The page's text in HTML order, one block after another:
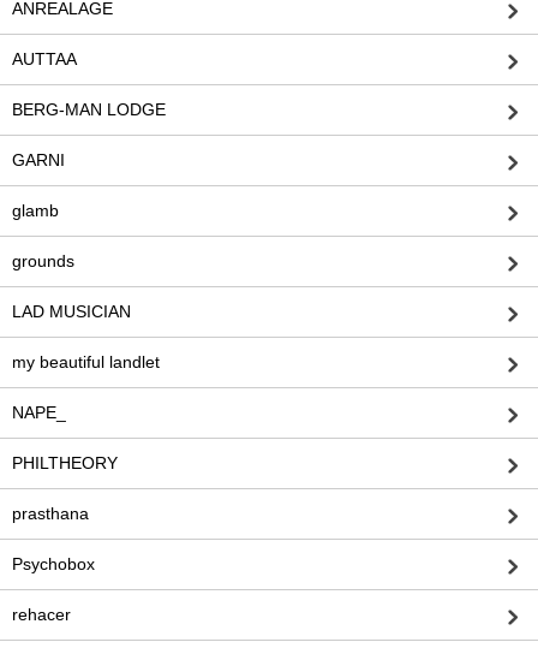
ANREALAGE
AUTTAA
BERG-MAN LODGE
GARNI
glamb
grounds
LAD MUSICIAN
my beautiful landlet
NAPE_
PHILTHEORY
prasthana
Psychobox
rehacer